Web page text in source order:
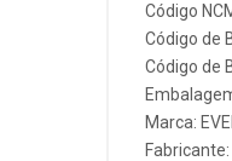
Código
Código de
Código de
Marca:
Fabricante: